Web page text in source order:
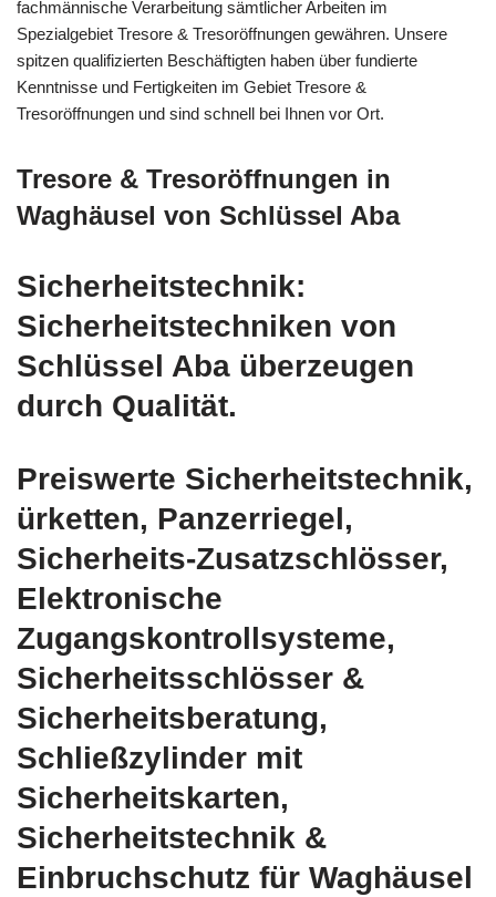
fachmännische Verarbeitung sämtlicher Arbeiten im
Spezialgebiet Tresore & Tresoröffnungen gewähren. Unsere
spitzen qualifizierten Beschäftigten haben über fundierte
Kenntnisse und Fertigkeiten im Gebiet Tresore &
Tresoröffnungen und sind schnell bei Ihnen vor Ort.
Tresore & Tresoröffnungen in
Waghäusel von Schlüssel Aba
Sicherheitstechnik:
Sicherheitstechniken von
Schlüssel Aba überzeugen
durch Qualität.
Preiswerte Sicherheitstechnik,
ürketten, Panzerriegel,
Sicherheits-Zusatzschlösser,
Elektronische
Zugangskontrollsysteme,
Sicherheitsschlösser &
Sicherheitsberatung,
Schließzylinder mit
Sicherheitskarten,
Sicherheitstechnik &
Einbruchschutz für Waghäusel